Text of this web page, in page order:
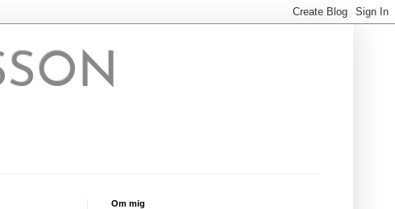
Om mig